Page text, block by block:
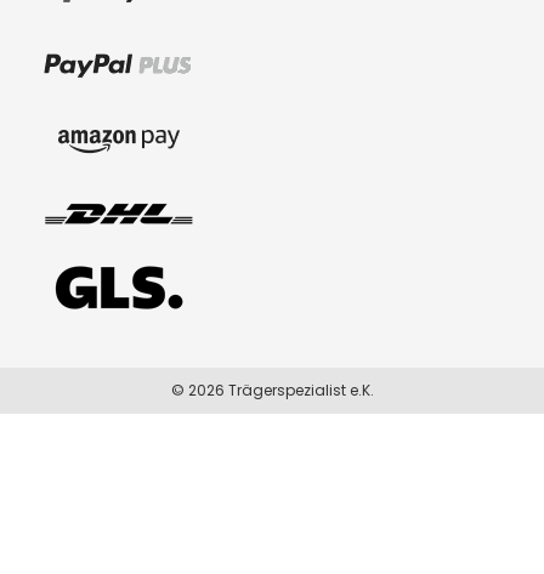
© 2026 Trägerspezialist e.K.